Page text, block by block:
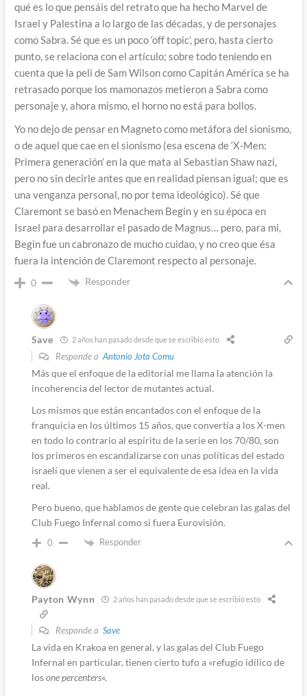
qué es lo que pensáis del retrato que ha hecho Marvel de
Israel y Palestina a lo largo de las décadas, y de personajes
como Sabra. Sé que es un poco ‘off topic’, pero, hasta cierto
punto, se relaciona con el artículo; sobre todo teniendo en
cuenta que la peli de Sam Wilson como Capitán América se ha
retrasado porque los mamonazos metieron a Sabra como
personaje y, ahora mismo, el horno no está para bollos.
Yo no dejo de pensar en Magneto como metáfora del sionismo,
o de aquel que cae en el sionismo (esa escena de ‘X-Men:
Primera generación’ en la que mata al Sebastian Shaw nazi,
pero no sin decirle antes que en realidad piensan igual; que es
una venganza personal, no por tema ideológico). Sé que
Claremont se basó en Menachem Begin y en su época en
Israel para desarrollar el pasado de Magnus… pero, para mi,
Begin fue un cabronazo de mucho cuidao, y no creo que ésa
fuera la intención de Claremont respecto al personaje.
0 Responder
Save 2 años han pasado desde que se escribió esto
Responde a Antonio Jota Comu
Más que el enfoque de la editorial me llama la atención la
incoherencia del lector de mutantes actual.
Los mismos que están encantados con el enfoque de la
franquicia en los últimos 15 años, que convertía a los X-men
en todo lo contrario al espíritu de la serie en los 70/80, son
los primeros en escandalizarse con unas políticas del estado
israelí que vienen a ser el equivalente de esa idea en la vida
real.
Pero bueno, que hablamos de gente que celebran las galas del
Club Fuego Infernal como si fuera Eurovisión.
0 Responder
Payton Wynn 2 años han pasado desde que se escribió esto
Responde a Save
La vida en Krakoa en general, y las galas del Club Fuego
Infernal en particular, tienen cierto tufo a «refugio idílico de
losone percenters«.